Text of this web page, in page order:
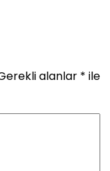
alanlar * ile